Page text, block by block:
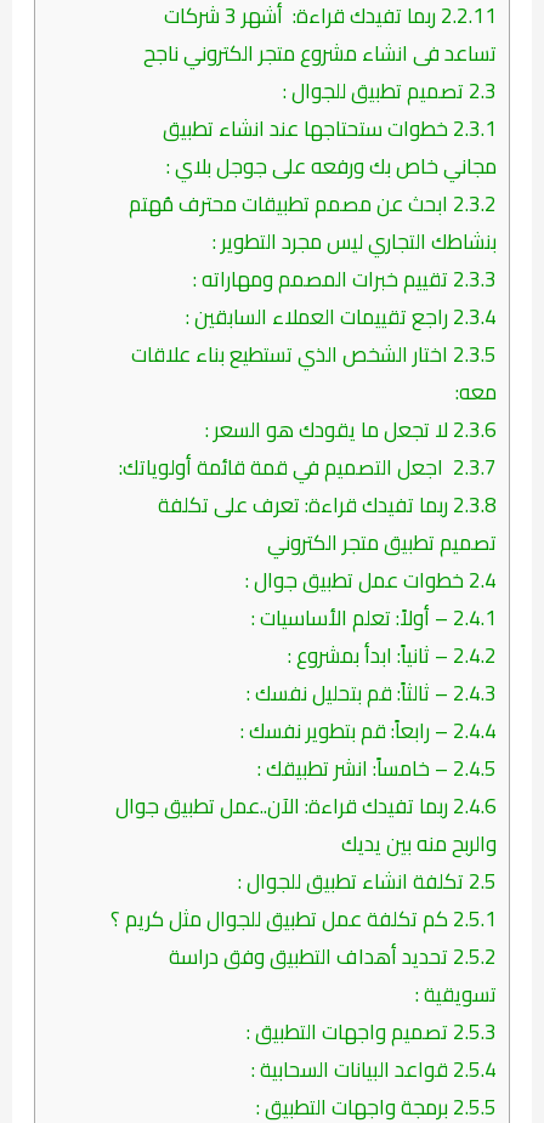
2.2.11
ربما تفيدك قراءة: أشهر 3 شركات
تساعد فى انشاء مشروع متجر الكتروني ناجح
2.3تصميم تطبيق للجوال :
2.3.1خطوات ستحتاجها عند انشاء تطبيق
مجاني خاص بك ورفعه على جوجل بلاي :
2.3.2 ابحث عن مصمم تطبيقات محترف مُهتم
بنشاطك التجاري ليس مجرد التطوير :
2.3.3تقييم خبرات المصمم ومهاراته :
2.3.4راجع تقييمات العملاء السابقين :
2.3.5 اختار الشخص الذي تستطيع بناء علاقات
معه:
2.3.6لا تجعل ما يقودك هو السعر :
2.3.7 اجعل التصميم في قمة قائمة أولوياتك:
2.3.8ربما تفيدك قراءة: تعرف على تكلفة
تصميم تطبيق متجر الكتروني
2.4خطوات عمل تطبيق جوال :
2.4.1– أولاً: تعلم الأساسيات :
2.4.2– ثانياً: ابدأ بمشروع :
2.4.3– ثالثاً: قم بتحليل نفسك :
2.4.4– رابعاً: قم بتطوير نفسك :
2.4.5– خامساً: انشر تطبيقك :
2.4.6ربما تفيدك قراءة: الآن..عمل تطبيق جوال
والربح منه بين يديك
2.5تكلفة انشاء تطبيق للجوال :
2.5.1كم تكلفة عمل تطبيق للجوال مثل كريم ؟
2.5.2تحديد أهداف التطبيق وفق دراسة
تسويقية :
2.5.3تصميم واجهات التطبيق :
2.5.4قواعد البيانات السحابية :
2.5.5برمجة واجهات التطبيق :